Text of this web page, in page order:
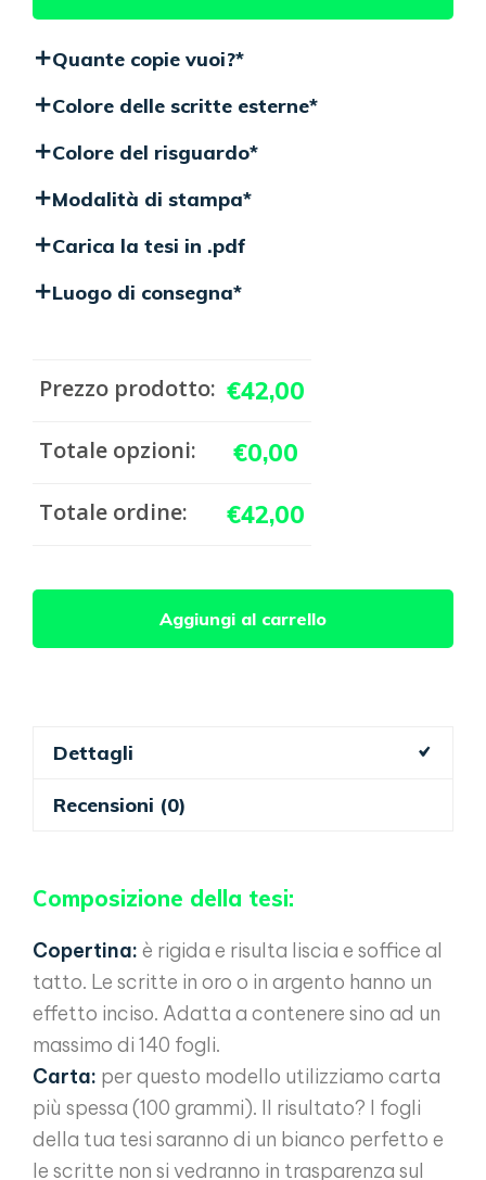
Quante copie vuoi?*
Colore delle scritte esterne*
Colore del risguardo*
Modalità di stampa*
Carica la tesi in .pdf
Luogo di consegna*
Prezzo prodotto: €42,00
Totale opzioni: €0,00
Totale ordine: €42,00
Aggiungi al carrello
Dettagli
Recensioni (0)
Composizione della tesi:
Copertina: è rigida e risulta liscia e soffice al
tatto. Le scritte in oro o in argento hanno un
effetto inciso. Adatta a contenere sino ad un
massimo di 140 fogli.
Carta: per questo modello utilizziamo carta
più spessa (100 grammi). Il risultato? I fogli
della tua tesi saranno di un bianco perfetto e
le scritte non si vedranno in trasparenza sul